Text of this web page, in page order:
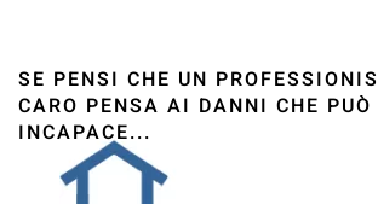
SE PENSI CHE UN
CARO PENSA AI DANNI CHE PUÒ
INCAPACE...